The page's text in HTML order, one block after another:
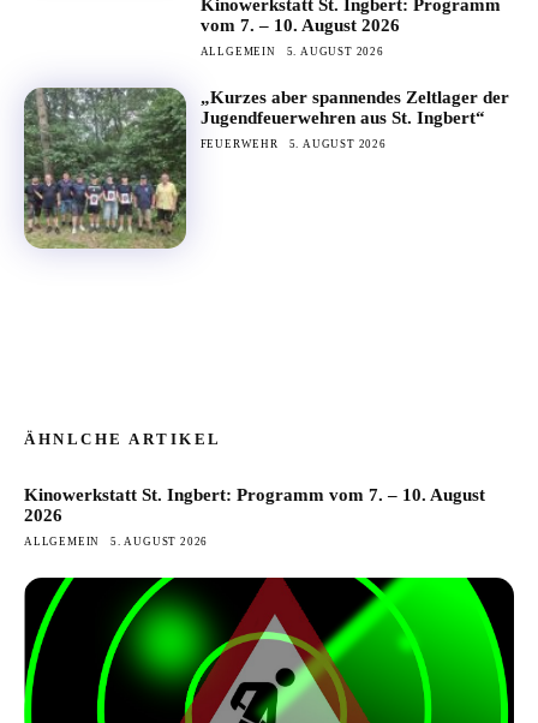
Kinowerkstatt St. Ingbert: Programm
vom 7. – 10. August 2026
ALLGEMEIN 5. AUGUST 2026
„Kurzes aber spannendes Zeltlager der
Jugendfeuerwehren aus St. Ingbert“
FEUERWEHR 5. AUGUST 2026
ÄHNLCHE ARTIKEL
Kinowerkstatt St. Ingbert: Programm vom 7. – 10. August
2026
ALLGEMEIN 5. AUGUST 2026